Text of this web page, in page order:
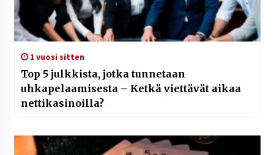
1 vuosi sitten
Top 5 julkkista, jotka tunnetaan
uhkapelaamisesta – Ketkä viettävät aikaa
nettikasinoilla?